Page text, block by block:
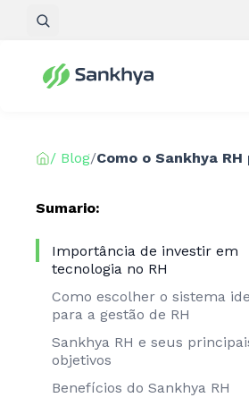
/ Blog/Como o Sankhya
Sumario:
Importância de investir em
tecnologia no RH
Como escolher o sistema
para a gestão de RH
Sankhya RH e seus
objetivos
Benefícios do Sankhya RH